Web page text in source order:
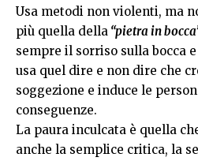
Usa metodi non violenti, ma
più quella della “pietra in
sempre il sorriso sulla bocca
usa quel dire e non dire che
soggezione e induce le
conseguenze.
La paura inculcata è quella
anche la semplice critica, la